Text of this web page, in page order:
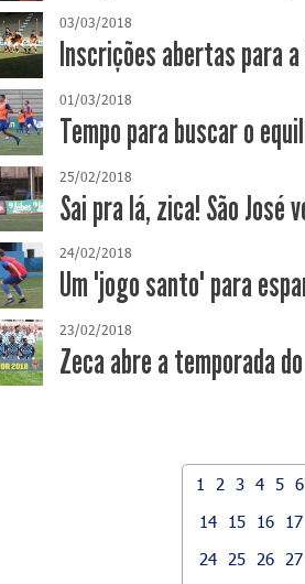
03/03/2018
Inscrições abertas para
01/03/2018
Tempo para buscar o
25/02/2018
Sai pra lá, zica! São
24/02/2018
Um "jogo santo" para
23/02/2018
Zeca abre a temporada
1 2 3 4 5 6
14
15 16 17
24
25 26 27